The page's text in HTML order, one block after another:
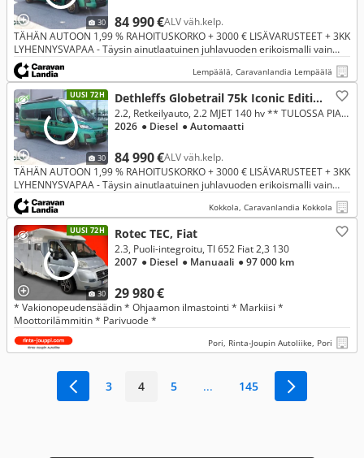
30 84 990 €ALV väh.kelp.
TÄHÄN AUTOON 1,99 % RAHOITUSKORKO + 3000 € LISÄVARUSTEET + 3KK
LYHENNYSVAPAA - Täysin ainutlaatuinen juhlavuoden erikoismalli vain
Caravanlandiasta. Rajattu erä saatavilla vain tämän kesän. Poikkeusel
Lempäälä, Caravanlandia Lempäälä
UUSI 72H
30
Dethleffs Globetrail 75k Iconic Edition, Fiat
84 990 €ALV väh.kelp.
2.2, Retkeilyauto, 2.2 MJET 140 hv ** TULOSSA PIAN, ERIKOISMALLI VAIN CARAVANLANDIASTA, ERILLISVUOTEET, AUTOMAATTI**
2026 ● Diesel ● Automaatti
TÄHÄN AUTOON 1,99 % RAHOITUSKORKO + 3000 € LISÄVARUSTEET + 3KK
LYHENNYSVAPAA - Täysin ainutlaatuinen juhlavuoden erikoismalli vain
Caravanlandiasta. Rajattu erä saatavilla vain tämän kesän. Poikkeusel
Kokkola, Caravanlandia Kokkola
UUSI 72H
30
Rotec TEC, Fiat
29 980 €
2.3, Puoli-integroitu, TI 652 Fiat 2,3 130
2007 ● Diesel ● Manuaali ● 97 000 km
* Vakionopeudensäädin * Ohjaamon ilmastointi * Markiisi *
Moottorilämmitin * Parivuode *
Pori, Rinta-Joupin Autoliike, Pori
3 4 5 ... 145